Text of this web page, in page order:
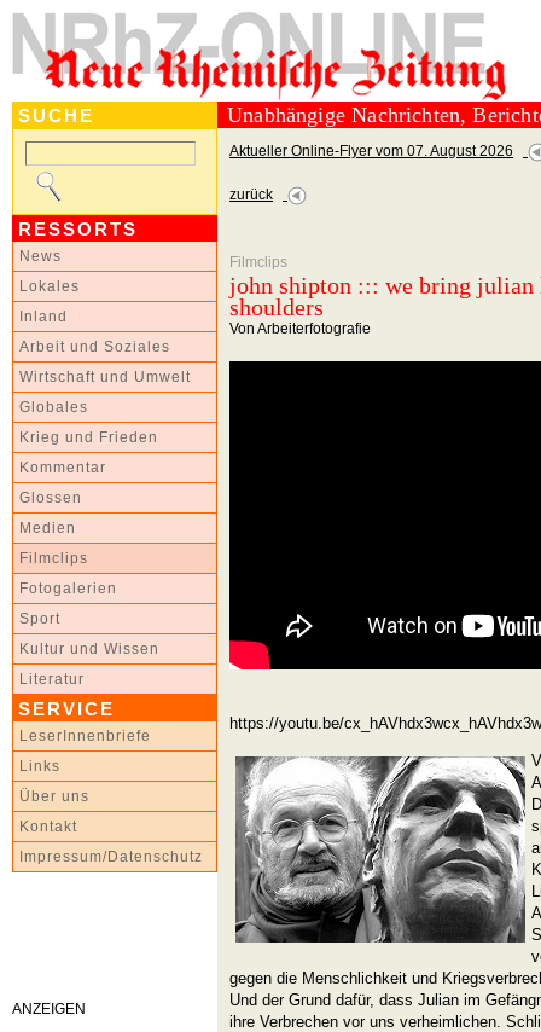
SUCHE
RESSORTS
News
Lokales
Inland
Arbeit und Soziales
Wirtschaft und Umwelt
Globales
Krieg und Frieden
Kommentar
Glossen
Medien
Filmclips
Fotogalerien
Sport
Kultur und Wissen
Literatur
SERVICE
LeserInnenbriefe
Links
Über uns
Kontakt
Impressum/Datenschutz
ANZEIGEN
Unabhängige Nachrichten,
Aktueller Online-Flyer vom 07. August 2026
zurück
Filmclips
john shipton ::: we bring julian
shoulders
Von Arbeiterfotografie
https://youtu.be/cx_hAVhdx3wcx_hAVhdx3w
gegen die Menschlichkeit und
Und der Grund dafür, dass Julian im
ihre Verbrechen vor uns verheimlichen.